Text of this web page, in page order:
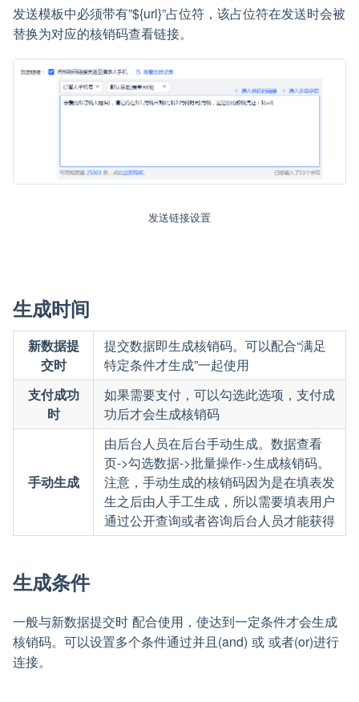
发送模板中必须带有”${url}”占位符，该占位符在发送时会被
替换为对应的核销码查看链接。
发送链接设置
生成时间
新数据提
交时
提交数据即生成核销码。可以配合“满足
特定条件才生成”一起使用
支付成功
时
如果需要支付，可以勾选此选项，支付成
功后才会生成核销码
手动生成
由后台人员在后台手动生成。数据查看
页->勾选数据->批量操作->生成核销码。
注意，手动生成的核销码因为是在填表发
生之后由人手工生成，所以需要填表用户
通过公开查询或者咨询后台人员才能获得
生成条件
一般与新数据提交时 配合使用，使达到一定条件才会生成
核销码。可以设置多个条件通过并且(and) 或 或者(or)进行
连接。